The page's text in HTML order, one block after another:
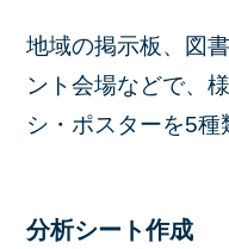
地域の掲示板、図
ント会場などで、
シ・ポスターを5種
分析シート作成